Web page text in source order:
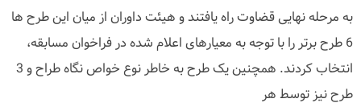
به مرحله نهایی قضاوت راه یافتند و هیئت داوران از میان این طرح ها
6 طرح برتر را با توجه به معیارهای اعلام شده در فراخوان مسابقه،
انتخاب کردند. همچنین یک طرح به خاطر نوع خواص نگاه طراح و 3
طرح نیز توسط هر